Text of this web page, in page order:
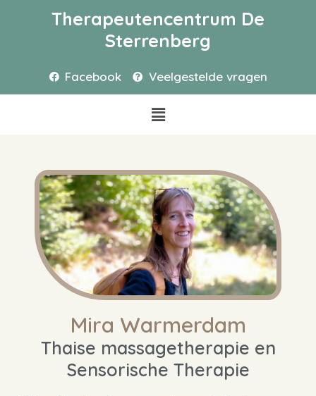
Therapeutencentrum De
Sterrenberg
Facebook Veelgestelde vragen
Mira Warmerdam
Thaise massagetherapie en
Sensorische Therapie